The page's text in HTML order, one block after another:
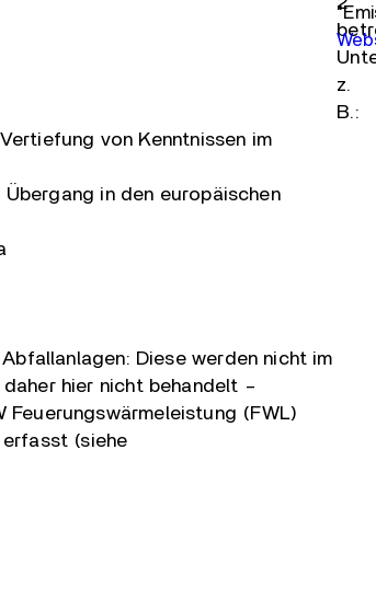
z.
B.:
von Kenntnissen im
in den europäischen
Diese werden nicht im
hier nicht behandelt –
Feuerungswärmeleistung (FWL)
erfasst (siehe